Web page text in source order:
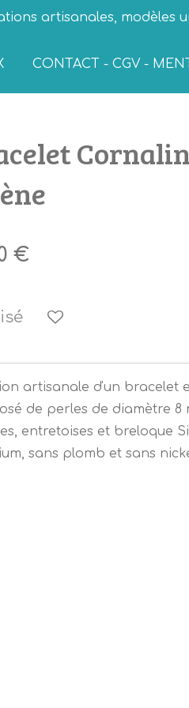
artisanales, modèles
CONTACT - CGV -
€
artisanale d'un bracelet
de perles de diamètre 8
entretoises et breloque
sans plomb et sans